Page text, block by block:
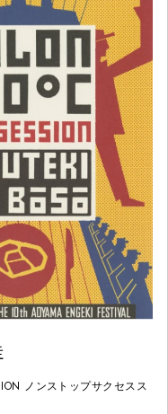
ノンストップサクセスス